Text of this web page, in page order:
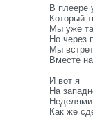
В плеере
Который
Мы уже
Но через
Мы
Вместе
И вот я
На
Как же